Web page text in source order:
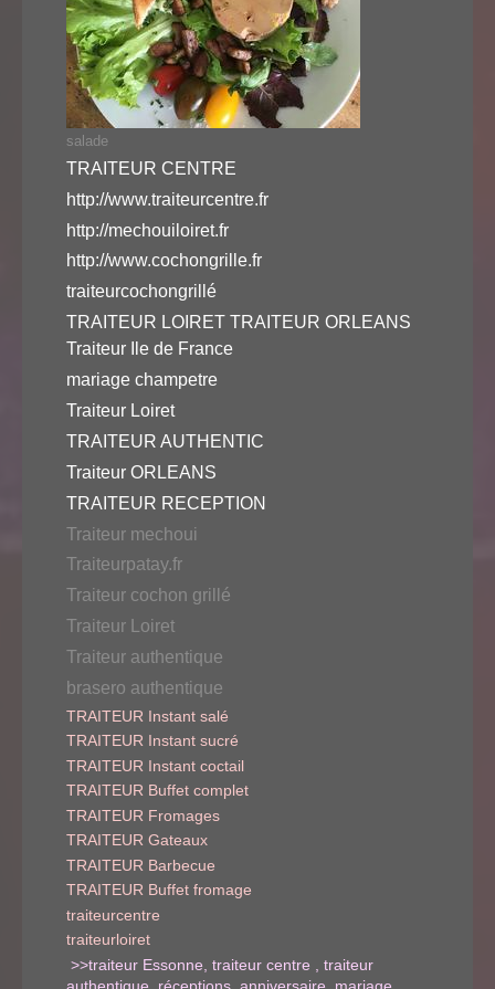
salade
TRAITEUR CENTRE
http://www.traiteurcentre.fr
http://mechouiloiret.fr
http://www.cochongrille.fr
traiteurcochongrillé
TRAITEUR LOIRET TRAITEUR ORLEANS
Traiteur Ile de France
mariage champetre
Traiteur Loiret
TRAITEUR AUTHENTIC
Traiteur ORLEANS
TRAITEUR RECEPTION
Traiteur mechoui
Traiteurpatay.fr
Traiteur cochon grillé
Traiteur Loiret
Traiteur authentique
brasero authentique
TRAITEUR Instant salé
TRAITEUR Instant sucré
TRAITEUR Instant coctail
TRAITEUR Buffet complet
TRAITEUR Fromages
TRAITEUR Gateaux
TRAITEUR Barbecue
TRAITEUR Buffet fromage
traiteurcentre
traiteurloiret
>>traiteur Essonne, traiteur centre , traiteur
authentique, réceptions, anniversaire, mariage,